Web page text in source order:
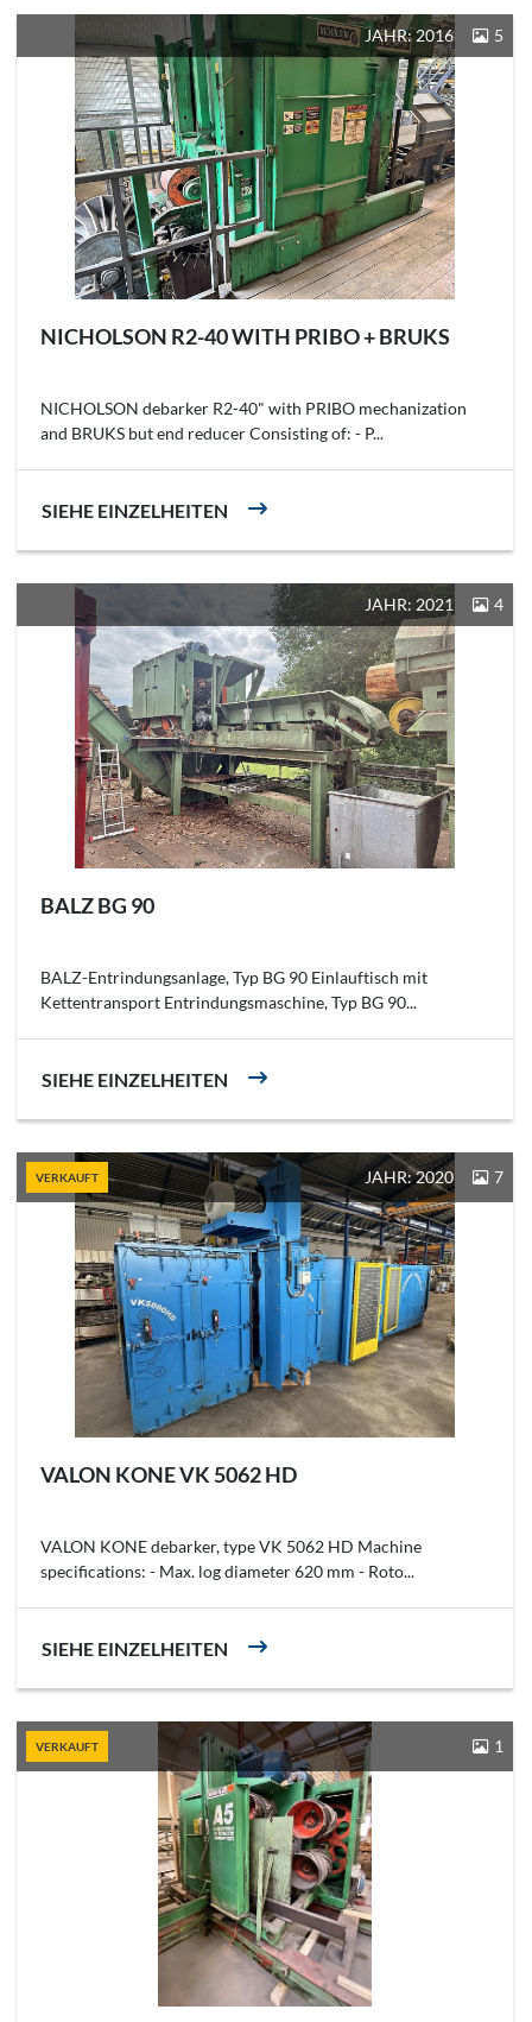
JAHR: 2016 5
NICHOLSON R2-40 WITH PRIBO + BRUKS
NICHOLSON debarker R2-40" with PRIBO mechanization
and BRUKS but end reducer Consisting of: - P...
SIEHE EINZELHEITEN
JAHR: 2021 4
BALZ BG 90
BALZ-Entrindungsanlage, Typ BG 90 Einlauftisch mit
Kettentransport Entrindungsmaschine, Typ BG 90...
SIEHE EINZELHEITEN
VERKAUFT JAHR: 2020 7
VALON KONE VK 5062 HD
VALON KONE debarker, type VK 5062 HD Machine
specifications: - Max. log diameter 620 mm - Roto...
SIEHE EINZELHEITEN
VERKAUFT 1